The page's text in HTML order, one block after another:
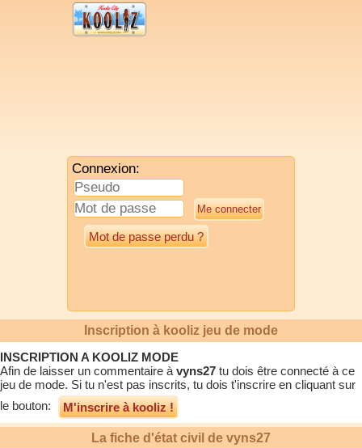
Connexion:
Mot de passe perdu ?
Inscription à kooliz jeu de mode
INSCRIPTION A KOOLIZ MODE
Afin de laisser un commentaire à vyns27 tu dois être connecté à ce
jeu de mode. Si tu n'est pas inscrits, tu dois t'inscrire en cliquant sur
le bouton:
M'inscrire à kooliz !
La fiche d'état civil de vyns27